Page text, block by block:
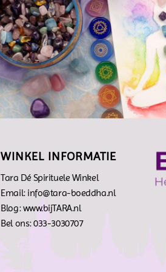
WINKEL INFORMATIE
Tara Dé Spirituele Winkel
Email: info@tara-boeddha.nl
Blog: www.bijTARA.nl
Bel ons: 033-3030707